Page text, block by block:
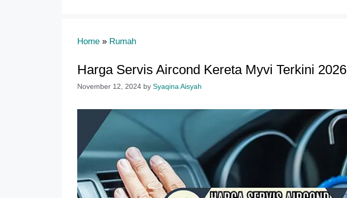
Home » Rumah
Harga Servis Aircond Kereta Myvi Terkini 2026
November 12, 2024 by Syaqina Aisyah